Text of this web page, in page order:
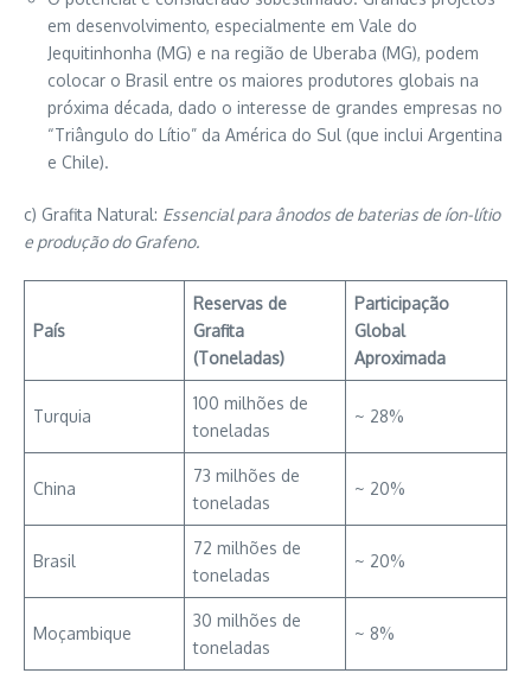
em desenvolvimento, especialmente em Vale do
Jequitinhonha (MG) e na região de Uberaba (MG), podem
colocar o Brasil entre os maiores produtores globais na
próxima década, dado o interesse de grandes empresas no
“Triângulo do Lítio” da América do Sul (que inclui Argentina
e Chile).
c) Grafita Natural: Essencial para ânodos de baterias de íon-lítio
e produção do Grafeno.
País
Reservas de
Grafita
(Toneladas)
Participação
Global
Aproximada
Turquia
100 milhões de
toneladas
~ 28%
China
73 milhões de
toneladas
~ 20%
Brasil
72 milhões de
toneladas
~ 20%
Moçambique
30 milhões de
toneladas
~ 8%